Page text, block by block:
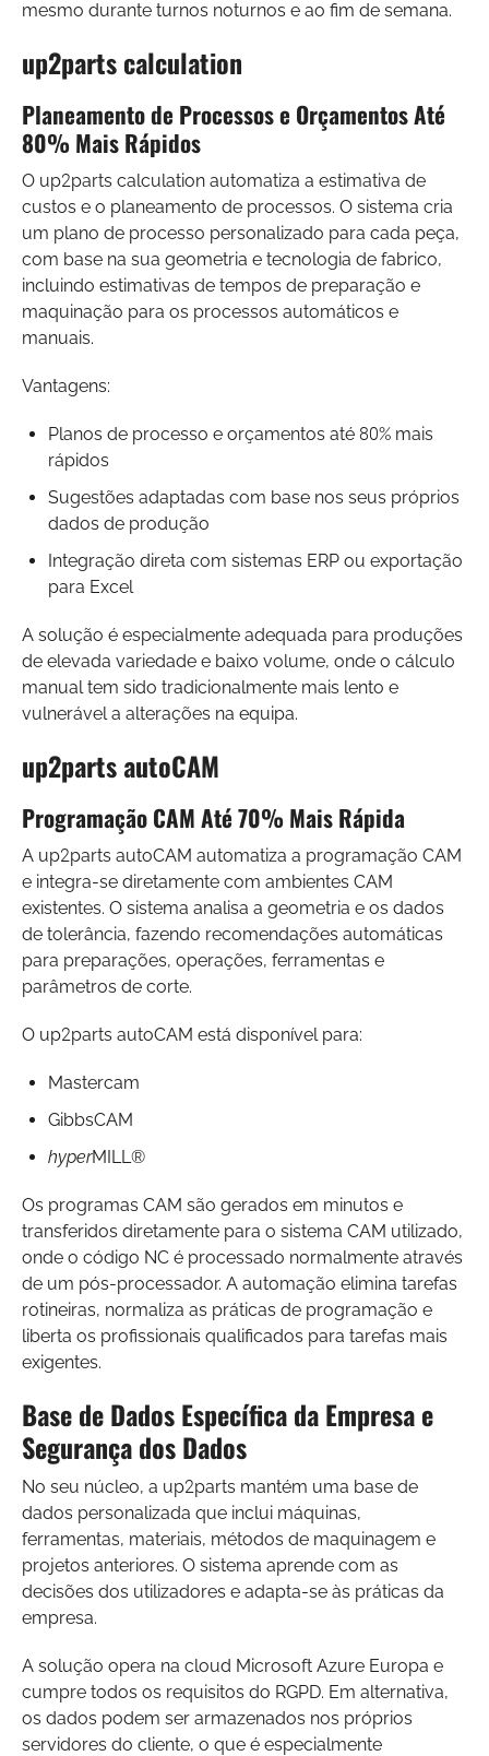
mesmo durante turnos noturnos e ao fim de semana.
up2parts calculation
Planeamento de Processos e Orçamentos Até
80% Mais Rápidos
O up2parts calculation automatiza a estimativa de
custos e o planeamento de processos. O sistema cria
um plano de processo personalizado para cada peça,
com base na sua geometria e tecnologia de fabrico,
incluindo estimativas de tempos de preparação e
maquinação para os processos automáticos e
manuais.
Vantagens:
Planos de processo e orçamentos até 80% mais
rápidos
Sugestões adaptadas com base nos seus próprios
dados de produção
Integração direta com sistemas ERP ou exportação
para Excel
A solução é especialmente adequada para produções
de elevada variedade e baixo volume, onde o cálculo
manual tem sido tradicionalmente mais lento e
vulnerável a alterações na equipa.
up2parts autoCAM
Programação CAM Até 70% Mais Rápida
A up2parts autoCAM automatiza a programação CAM
e integra-se diretamente com ambientes CAM
existentes. O sistema analisa a geometria e os dados
de tolerância, fazendo recomendações automáticas
para preparações, operações, ferramentas e
parâmetros de corte.
O up2parts autoCAM está disponível para:
Mastercam
GibbsCAM
hyperMILL®
Os programas CAM são gerados em minutos e
transferidos diretamente para o sistema CAM utilizado,
onde o código NC é processado normalmente através
de um pós-processador. A automação elimina tarefas
rotineiras, normaliza as práticas de programação e
liberta os profissionais qualificados para tarefas mais
exigentes.
Base de Dados Específica da Empresa e
Segurança dos Dados
No seu núcleo, a up2parts mantém uma base de
dados personalizada que inclui máquinas,
ferramentas, materiais, métodos de maquinagem e
projetos anteriores. O sistema aprende com as
decisões dos utilizadores e adapta-se às práticas da
empresa.
A solução opera na cloud Microsoft Azure Europa e
cumpre todos os requisitos do RGPD. Em alternativa,
os dados podem ser armazenados nos próprios
servidores do cliente, o que é especialmente